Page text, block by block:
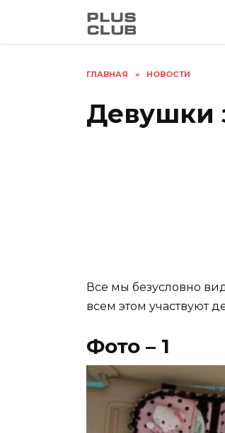
ГЛАВНАЯ » НОВОСТИ
Девушки
Все мы безусловно
всем этом участвуют
Фото – 1